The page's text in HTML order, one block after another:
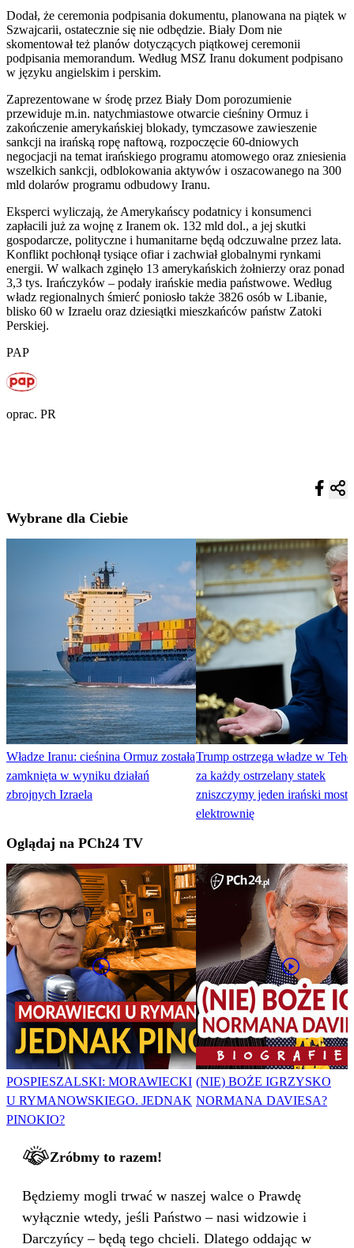
Dodał, że ceremonia podpisania dokumentu, planowana na piątek w
Szwajcarii, ostatecznie się nie odbędzie. Biały Dom nie
skomentował też planów dotyczących piątkowej ceremonii
podpisania memorandum. Według MSZ Iranu dokument podpisano
w języku angielskim i perskim.
Zaprezentowane w środę przez Biały Dom porozumienie
przewiduje m.in. natychmiastowe otwarcie cieśniny Ormuz i
zakończenie amerykańskiej blokady, tymczasowe zawieszenie
sankcji na irańską ropę naftową, rozpoczęcie 60-dniowych
negocjacji na temat irańskiego programu atomowego oraz zniesienia
wszelkich sankcji, odblokowania aktywów i oszacowanego na 300
mld dolarów programu odbudowy Iranu.
Eksperci wyliczają, że Amerykańscy podatnicy i konsumenci
zapłacili już za wojnę z Iranem ok. 132 mld dol., a jej skutki
gospodarcze, polityczne i humanitarne będą odczuwalne przez lata.
Konflikt pochłonął tysiące ofiar i zachwiał globalnymi rynkami
energii. W walkach zginęło 13 amerykańskich żołnierzy oraz ponad
3,3 tys. Irańczyków – podały irańskie media państwowe. Według
władz regionalnych śmierć poniosło także 3826 osób w Libanie,
blisko 60 w Izraelu oraz dziesiątki mieszkańców państw Zatoki
Perskiej.
PAP
oprac. PR
Wybrane dla Ciebie
Władze Iranu: cieśnina Ormuz została
zamknięta w wyniku działań
zbrojnych Izraela
Trump ostrzega władze w
za każdy ostrzelany statek
zniszczymy jeden irański most
elektrownię
Oglądaj na PCh24 TV
POSPIESZALSKI: MORAWIECKI
U RYMANOWSKIEGO. JEDNAK
PINOKIO?
(NIE) BOŻE IGRZYSKO
NORMANA DAVIESA?
Zróbmy to razem!
Będziemy mogli trwać w naszej walce o Prawdę
wyłącznie wtedy, jeśli Państwo – nasi widzowie i
Darczyńcy – będą tego chcieli. Dlatego oddając w